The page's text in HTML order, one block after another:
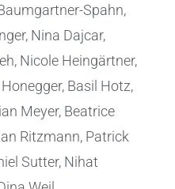
Spahn,
Nina Dajcar,
Nicole Heingärtner,
Basil Hotz,
Meyer, Beatrice
Ritzmann, Patrick
Sutter, Nihat